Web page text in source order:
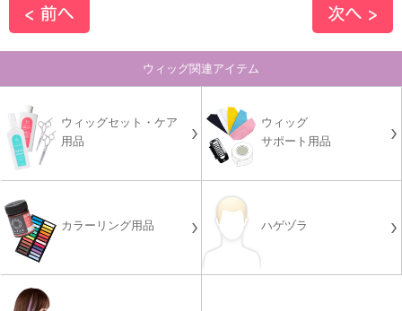
ウィッグ関連アイテム
ウィッグセット・ケア
用品
ウィッグ
サポート用品
カラーリング用品 ハゲヅラ